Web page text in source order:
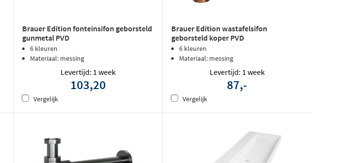
Brauer Edition fonteinsifon geborsteld
gunmetal PVD
6 kleuren
Materiaal: messing
Levertijd: 1 week
103,20
Vergelijk
Brauer Edition wastafelsifon
geborsteld koper PVD
6 kleuren
Materiaal: messing
Levertijd: 1 week
87,-
Vergelijk